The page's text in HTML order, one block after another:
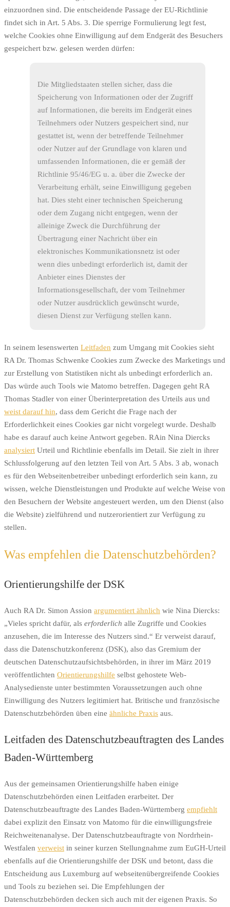
einzuordnen sind. Die entscheidende Passage der EU-Richtlinie
findet sich in Art. 5 Abs. 3. Die sperrige Formulierung legt fest,
welche Cookies ohne Einwilligung auf dem Endgerät des Besuchers
gespeichert bzw. gelesen werden dürfen:
Die Mitgliedstaaten stellen sicher, dass die
Speiche­rung von Informationen oder der Zugriff
auf Informationen, die bereits im Endgerät eines
Teilnehmers oder Nutzers gespeichert sind, nur
gestattet ist, wenn der betreffende Teil­nehmer
oder Nutzer auf der Grundlage von klaren und
umfassenden Informationen, die er gemäß der
Richtlinie 95/46/EG u. a. über die Zwecke der
Verarbeitung erhält, seine Einwilligung gegeben
hat. Dies steht einer technischen Spei­cherung
oder dem Zugang nicht entgegen, wenn der
alleinige Zweck die Durchführung der
Übertragung einer Nachricht über ein
elektronisches Kommunikationsnetz ist oder
wenn dies unbedingt erforderlich ist, damit der
Anbieter eines Dienstes der
Informationsgesellschaft, der vom Teilnehmer
oder Nutzer ausdrücklich gewünscht wurde,
diesen Dienst zur Verfügung stellen kann.
In seinem lesenswerten Leitfaden zum Umgang mit Cookies sieht
RA Dr. Thomas Schwenke Cookies zum Zwecke des Marketings und
zur Erstellung von Statistiken nicht als unbedingt erforderlich an.
Das würde auch Tools wie Matomo betreffen. Dagegen geht RA
Thomas Stadler von einer Überinterpretation des Urteils aus und
weist darauf hin, dass dem Gericht die Frage nach der
Erforderlichkeit eines Cookies gar nicht vorgelegt wurde. Deshalb
habe es darauf auch keine Antwort gegeben. RAin Nina Diercks
analysiert Urteil und Richtlinie ebenfalls im Detail. Sie zielt in ihrer
Schlussfolgerung auf den letzten Teil von Art. 5 Abs. 3 ab, wonach
es für den Webseitenbetreiber unbedingt erforderlich sein kann, zu
wissen, welche Dienstleistungen und Produkte auf welche Weise von
den Besuchern der Website angesteuert werden, um den Dienst (also
die Website) zielführend und nutzerorientiert zur Verfügung zu
stellen.
Was empfehlen die Datenschutzbehörden?
Orientierungshilfe der DSK
Auch RA Dr. Simon Assion argumentiert ähnlich wie Nina Diercks:
„Vieles spricht dafür, als erforderlich alle Zugriffe und Cookies
anzusehen, die im Interesse des Nutzers sind.“ Er verweist darauf,
dass die Datenschutzkonferenz (DSK), also das Gremium der
deutschen Datenschutzaufsichtsbehörden, in ihrer im März 2019
veröffentlichten Orientierungshilfe selbst gehostete Web-
Analysedienste unter bestimmten Voraussetzungen auch ohne
Einwilligung des Nutzers legitimiert hat. Britische und französische
Datenschutzbehörden üben eine ähnliche Praxis aus.
Leitfaden des Datenschutzbeauftragten des Landes
Baden-Württemberg
Aus der gemeinsamen Orientierungshilfe haben einige
Datenschutzbehörden einen Leitfaden erarbeitet. Der
Datenschutzbeauftragte des Landes Baden-Württemberg empfiehlt
dabei explizit den Einsatz von Matomo für die einwilligungsfreie
Reichweitenanalyse. Der Datenschutzbeauftragte von Nordrhein-
Westfalen verweist in seiner kurzen Stellungnahme zum EuGH-Urteil
ebenfalls auf die Orientierungshilfe der DSK und betont, dass die
Entscheidung aus Luxemburg auf webseitenübergreifende Cookies
und Tools zu beziehen sei. Die Empfehlungen der
Datenschutzbehörden decken sich auch mit der eigenen Praxis. So